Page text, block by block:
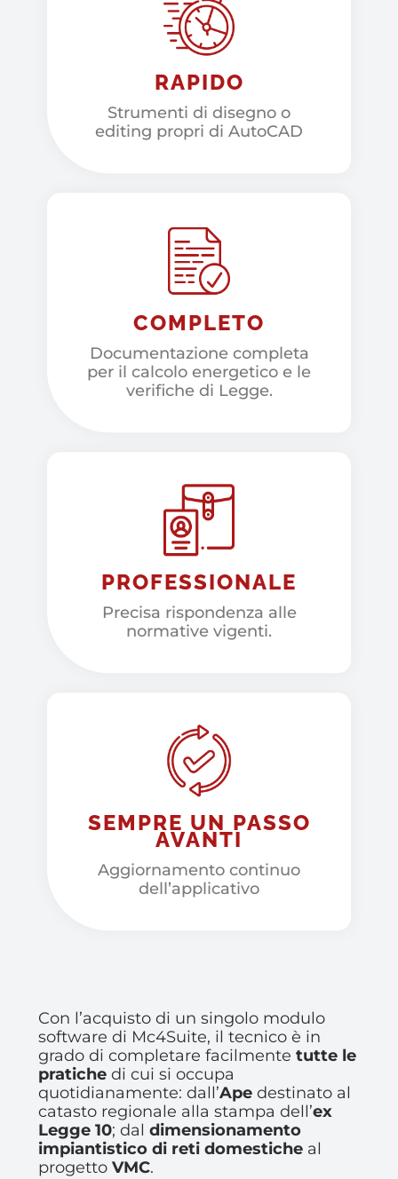
RAPIDO
Strumenti di disegno o
editing propri di AutoCAD
COMPLETO
Documentazione completa
per il calcolo energetico e le
verifiche di Legge.
PROFESSIONALE
Precisa rispondenza alle
normative vigenti.
SEMPRE UN PASSO
AVANTI
Aggiornamento continuo
dell’applicativo
Con l’acquisto di un singolo modulo
software di Mc4Suite, il tecnico è in
grado di completare facilmente tutte le
pratichedi cui si occupa
quotidianamente: dall’Apedestinato al
catasto regionale alla stampa dell’ex
Legge 10; dal dimensionamento
impiantistico di reti domesticheal
progetto VMC.